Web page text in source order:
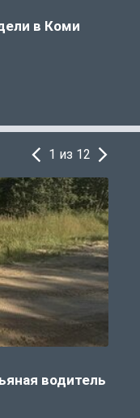
в Коми
1 из 12
водитель